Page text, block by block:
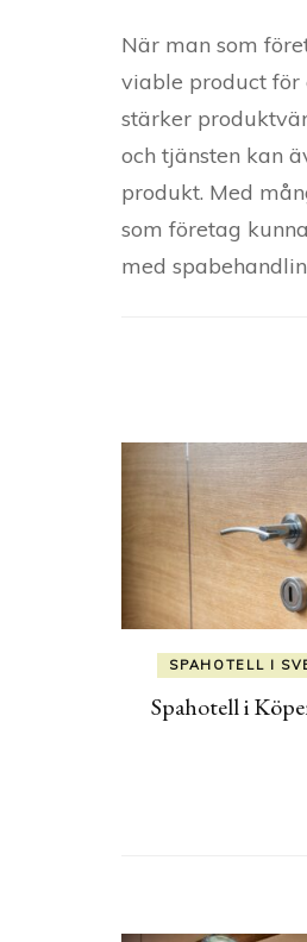
När man som
viable product för
stärker
och tjänsten kan
produkt. Med
som företag
med
SPAHOTELL I
Spahotell i